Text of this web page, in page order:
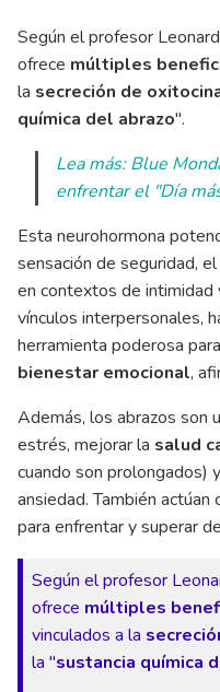
Según el profesor
ofrece múltiples
la secreción de
química del abrazo".
Lea más: Blue
enfrentar el "Día
Esta neurohormona
sensación de seguridad, el
en contextos de
vínculos interpersonales,
herramienta poderosa
bienestar emocional,
Además, los abrazos son
estrés, mejorar la salud
cuando son prolongados)
ansiedad. También
para enfrentar y superar
Según el profesor
ofrece múltiples
vinculados a la
la "sustancia química